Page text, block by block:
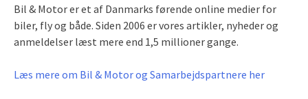
Bil & Motor er et af Danmarks førende online medier for
biler, fly og både. Siden 2006 er vores artikler, nyheder og
anmeldelser læst mere end 1,5 millioner gange.
Læs mere om Bil & Motor og Samarbejdspartnere her